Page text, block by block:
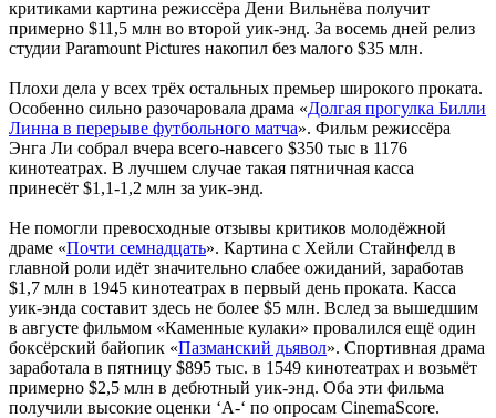
критиками картина режиссёра Дени Вильнёва получит
примерно $11,5 млн во второй уик-энд. За восемь дней релиз
студии Paramount Pictures накопил без малого $35 млн.
Плохи дела у всех трёх остальных премьер широкого проката.
Особенно сильно разочаровала драма «Долгая прогулка Билли
Линна в перерыве футбольного матча». Фильм режиссёра
Энга Ли собрал вчера всего-навсего $350 тыс в 1176
кинотеатрах. В лучшем случае такая пятничная касса
принесёт $1,1-1,2 млн за уик-энд.
Не помогли превосходные отзывы критиков молодёжной
драме «Почти семнадцать». Картина с Хейли Стайнфелд в
главной роли идёт значительно слабее ожиданий, заработав
$1,7 млн в 1945 кинотеатрах в первый день проката. Касса
уик-энда составит здесь не более $5 млн. Вслед за вышедшим
в августе фильмом «Каменные кулаки» провалился ещё один
боксёрский байопик «Пазманский дьявол». Спортивная драма
заработала в пятницу $895 тыс. в 1549 кинотеатрах и возьмёт
примерно $2,5 млн в дебютный уик-энд. Оба эти фильма
получили высокие оценки ‘A-‘ по опросам CinemaScore.